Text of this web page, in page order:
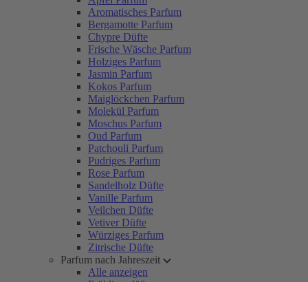
Aromatisches Parfum
Bergamotte Parfum
Chypre Düfte
Frische Wäsche Parfum
Holziges Parfum
Jasmin Parfum
Kokos Parfum
Maiglöckchen Parfum
Molekül Parfum
Moschus Parfum
Oud Parfum
Patchouli Parfum
Pudriges Parfum
Rose Parfum
Sandelholz Düfte
Vanille Parfum
Veilchen Düfte
Vetiver Düfte
Würziges Parfum
Zitrische Düfte
Parfum nach Jahreszeit
Alle anzeigen